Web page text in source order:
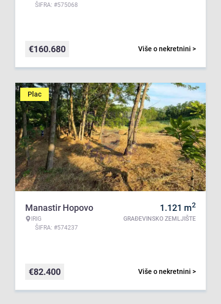
ŠIFRA: #575068
Više o nekretnini >
€160.680
Plac
Manastir Hopovo
IRIG
ŠIFRA: #574237
1.121 m2
GRAĐEVINSKO ZEMLJIŠTE
Više o nekretnini >
€82.400